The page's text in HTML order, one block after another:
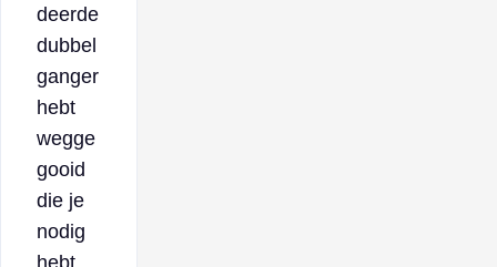
deerde
dubbel
ganger
hebt
wegge
gooid
die je
nodig
hebt